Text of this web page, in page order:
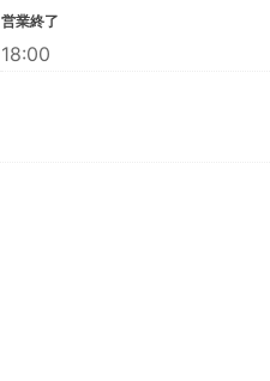
営業終了
18:00